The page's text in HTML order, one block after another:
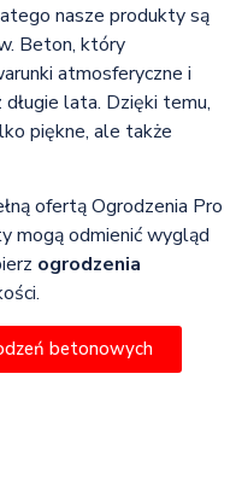
nasze produkty są
Beton, który
atmosferyczne i
lata. Dzięki temu,
piękne, ale także
ofertą Ogrodzenia Pro
mogą odmienić wygląd
ogrodzenia
betonowych